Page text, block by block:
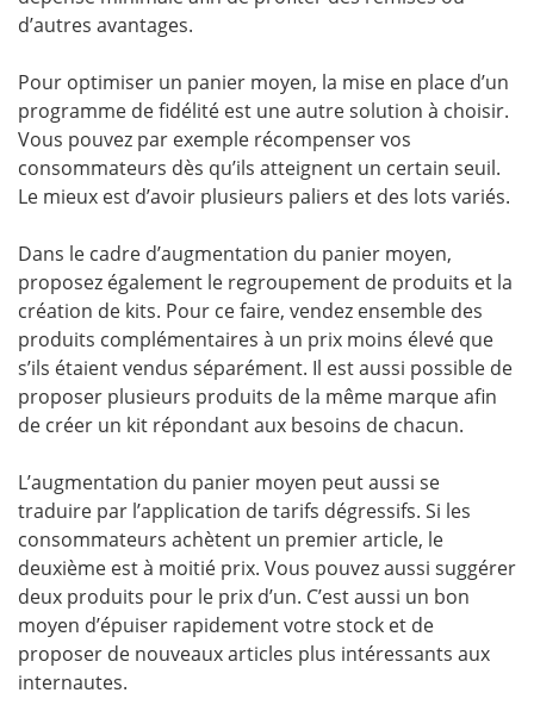
d’autres avantages.
Pour optimiser un panier moyen, la mise en place d’un
programme de fidélité est une autre solution à choisir.
Vous pouvez par exemple récompenser vos
consommateurs dès qu’ils atteignent un certain seuil.
Le mieux est d’avoir plusieurs paliers et des lots variés.
Dans le cadre d’augmentation du panier moyen,
proposez également le regroupement de produits et la
création de kits. Pour ce faire, vendez ensemble des
produits complémentaires à un prix moins élevé que
s’ils étaient vendus séparément. Il est aussi possible de
proposer plusieurs produits de la même marque afin
de créer un kit répondant aux besoins de chacun.
L’augmentation du panier moyen peut aussi se
traduire par l’application de tarifs dégressifs. Si les
consommateurs achètent un premier article, le
deuxième est à moitié prix. Vous pouvez aussi suggérer
deux produits pour le prix d’un. C’est aussi un bon
moyen d’épuiser rapidement votre stock et de
proposer de nouveaux articles plus intéressants aux
internautes.